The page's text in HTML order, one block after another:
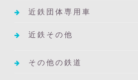
近鉄団体専用車
近鉄その他
その他の鉄道